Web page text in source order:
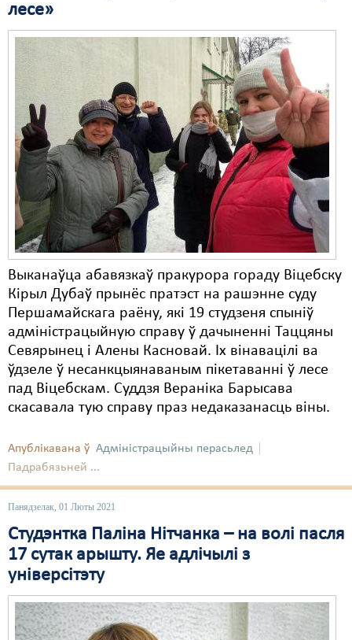
лесе»
Выканаўца абавязкаў пракурора гораду Віцебску
Кірыл Дубаў прынёс пратэст на рашэнне суду
Першамайскага раёну, які 19 студзеня спыніў
адміністрацыйную справу ў дачыненні Таццяны
Севярынец і Алены Касновай. Іх вінавацілі ва
ўдзеле ў несанкцыянаваным пікетаванні ў лесе
пад Віцебскам. Суддзя Вераніка Барысава
скасавала тую справу праз недаказанасць віны.
Апублікавана ў Адміністрацыйны перасьлед
Падрабязьней ...
Панядзелак, 01 Люты 2021
Студэнтка Паліна Нітчанка – на волі пасля
17 сутак арышту. Яе адлічылі з
універсітэту